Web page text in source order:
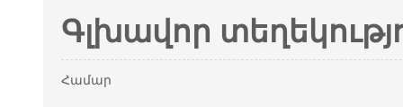
Գլխավոր
Համար